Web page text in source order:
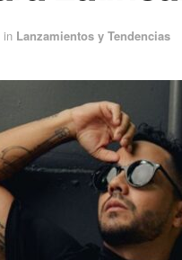
in Lanzamientos y Tendencias